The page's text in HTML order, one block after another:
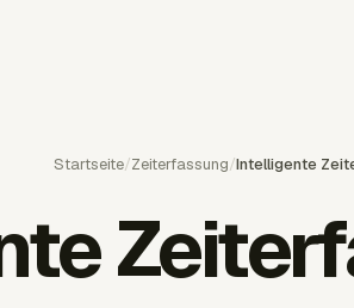
Startseite/Zeiterfassung/Intelligente